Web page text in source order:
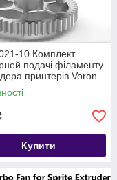
10 Комплект
подачі філаменту
принтерів Voron
Купити